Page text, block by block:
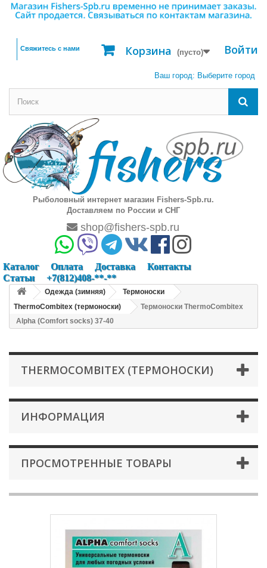
Войти
Корзина (пусто)
Свяжитесь с нами
Ваш город: Выберите город
Рыболовный интернет магазин Fishers-Spb.ru.
Доставляем по России и СНГ
shop@fishers-spb.ru
Каталог Оплата Доставка
Контакты
Статьи
+7(812)408-**-**
Одежда (зимняя)
Термоноски
ThermoCombitex (термоноски)
Термоноски ThermoCombitex
Alpha (Comfort socks) 37-40
THERMOCOMBITEX (ТЕРМОНОСКИ)
ИНФОРМАЦИЯ
ПРОСМОТРЕННЫЕ ТОВАРЫ